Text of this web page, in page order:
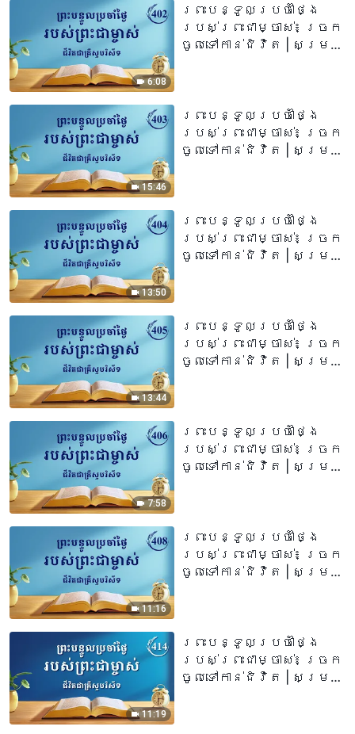
6:08
ព្រះបន្ទូលប្រចាំថ្ងៃ
របស់ព្រះជាម្ចាស់៖ ច្រក
ចូលទៅកាន់ជិវិត | សម្រង់​
15:46
ព្រះបន្ទូលប្រចាំថ្ងៃ
របស់ព្រះជាម្ចាស់៖ ច្រក
ចូលទៅកាន់ជិវិត | សម្រង់​
13:50
ព្រះបន្ទូលប្រចាំថ្ងៃ
របស់ព្រះជាម្ចាស់៖ ច្រក
ចូលទៅកាន់ជិវិត | សម្រង់​
13:44
ព្រះបន្ទូលប្រចាំថ្ងៃ
របស់ព្រះជាម្ចាស់៖ ច្រក
ចូលទៅកាន់ជិវិត | សម្រង់​
7:58
ព្រះបន្ទូលប្រចាំថ្ងៃ
របស់ព្រះជាម្ចាស់៖ ច្រក
ចូលទៅកាន់ជិវិត | សម្រង់​
11:16
ព្រះបន្ទូលប្រចាំថ្ងៃ
របស់ព្រះជាម្ចាស់៖ ច្រក
ចូលទៅកាន់ជិវិត | សម្រង់​
11:19
ព្រះបន្ទូលប្រចាំថ្ងៃ
របស់ព្រះជាម្ចាស់៖ ច្រក
ចូលទៅកាន់ជិវិត | សម្រង់​